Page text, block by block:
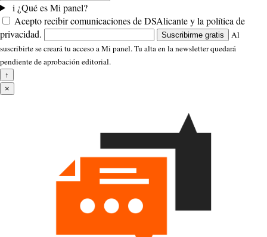
i ¿Qué es Mi panel?
Acepto recibir comunicaciones de DSAlicante y la política de
privacidad.
Suscribirme gratis
Al
suscribirte se creará tu acceso a Mi panel. Tu alta en la newsletter quedará
pendiente de aprobación editorial.
↑
×